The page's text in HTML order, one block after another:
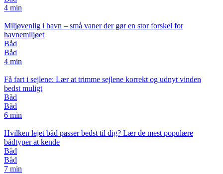
4 min
Miljøvenlig i havn – små vaner der gør en stor forskel for
havnemiljøet
Båd
Båd
4 min
Få fart i sejlene: Lær at trimme sejlene korrekt og udnyt vinden
bedst muligt
Båd
Båd
6 min
Hvilken lejet båd passer bedst til dig? Lær de mest populære
bådtyper at kende
Båd
Båd
7 min